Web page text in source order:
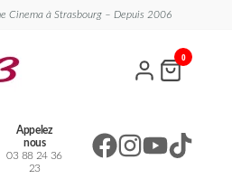
Cinema à Strasbourg – Depuis 2006
Appelez
nous
03 88 24 36
23
0